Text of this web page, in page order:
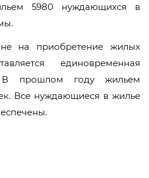
5980 нуждающихся в
на приобретение жилых
единовременная
В прошлом году жильем
Все нуждающиеся в жилье